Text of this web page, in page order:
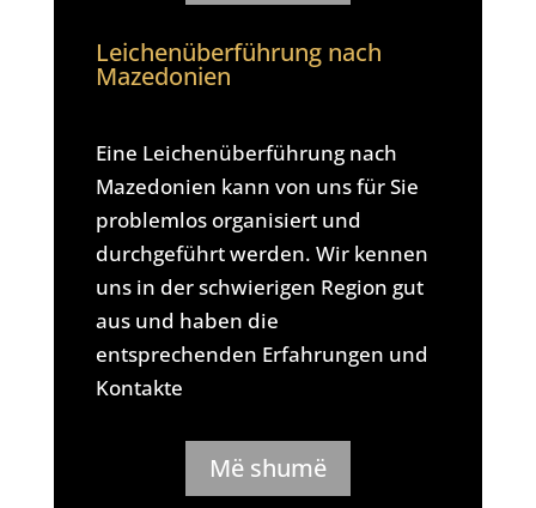
Leichenüberführung nach
Mazedonien
Eine Leichenüberführung nach
Mazedonien kann von uns für Sie
problemlos organisiert und
durchgeführt werden. Wir kennen
uns in der schwierigen Region gut
aus und haben die
entsprechenden Erfahrungen und
Kontakte
Më shumë